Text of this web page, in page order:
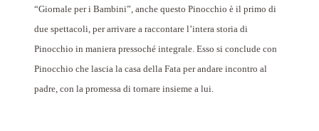
“Giornale per i Bambini”, anche questo Pinocchio è il primo di
due spettacoli, per arrivare a raccontare l’intera storia di
Pinocchio in maniera pressoché integrale. Esso si conclude con
Pinocchio che lascia la casa della Fata per andare incontro al
padre, con la promessa di tornare insieme a lui.